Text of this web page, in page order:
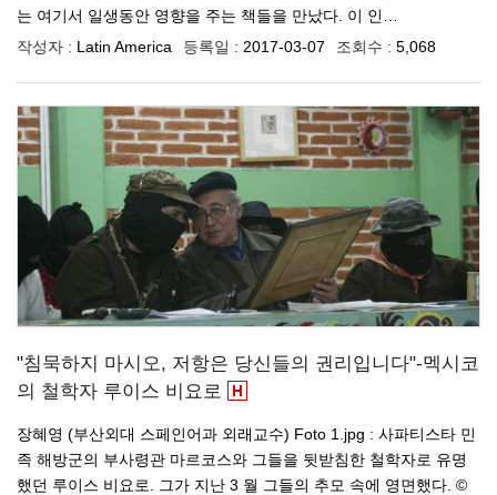
는 여기서 일생동안 영향을 주는 책들을 만났다. 이 인…
작성자 : Latin America 등록일 : 2017-03-07 조회수 : 5,068
"침묵하지 마시오, 저항은 당신들의 권리입니다"-멕시코
의 철학자 루이스 비요로
장혜영 (부산외대 스페인어과 외래교수) Foto 1.jpg : 사파티스타 민
족 해방군의 부사령관 마르코스와 그들을 뒷받침한 철학자로 유명
했던 루이스 비요로. 그가 지난 3 월 그들의 추모 속에 영면했다. ©